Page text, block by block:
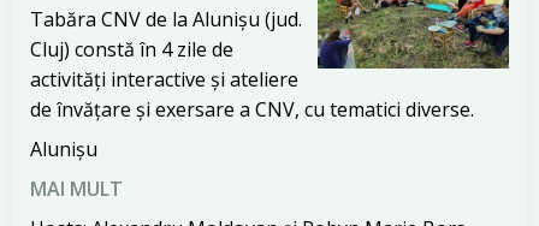
Tabăra CNV de la Alunișu (jud.
Cluj) constă în 4 zile de
activități interactive și ateliere
de învățare și exersare a CNV, cu tematici diverse.
Alunișu
MAI MULT